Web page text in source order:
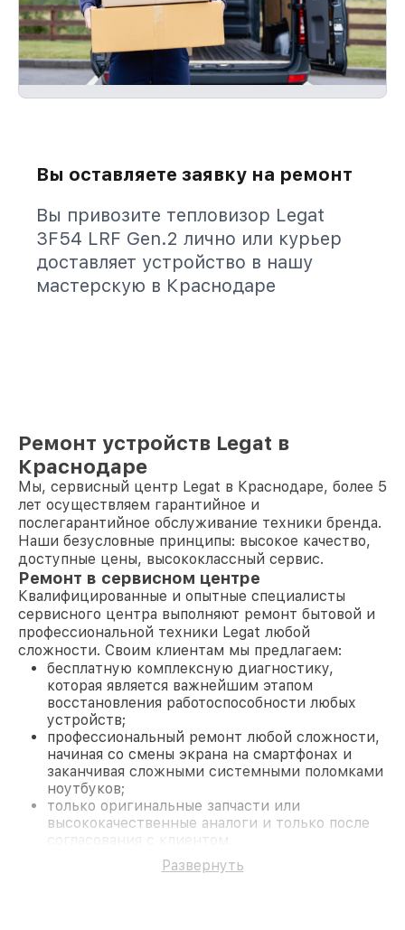
Вы оставляете заявку на ремонт
Вы привозите тепловизор Legat
3F54 LRF Gen.2 лично или курьер
доставляет устройство в нашу
мастерскую в Краснодаре
Ремонт устройств Legat в
Краснодаре
Мы, сервисный центр Legat в Краснодаре, более 5
лет осуществляем гарантийное и
послегарантийное обслуживание техники бренда.
Наши безусловные принципы: высокое качество,
доступные цены, высококлассный сервис.
Ремонт в сервисном центре
Квалифицированные и опытные специалисты
сервисного центра выполняют ремонт бытовой и
профессиональной техники Legat любой
сложности. Своим клиентам мы предлагаем:
бесплатную комплексную диагностику,
которая является важнейшим этапом
восстановления работоспособности любых
устройств;
профессиональный ремонт любой сложности,
начиная со смены экрана на смартфонах и
заканчивая сложными системными поломками
ноутбуков;
только оригинальные запчасти или
высококачественные аналоги и только после
согласования с клиентом.
На все работы и замененные комплектующие
предоставляется длительная гарантия. В случае
Развернуть